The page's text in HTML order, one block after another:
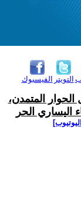
الفيسبوك التويتر
المتمدن،
اليساري الحر